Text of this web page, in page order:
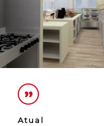
Atual